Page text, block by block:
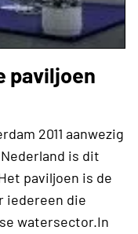
paviljoen
2011 aanwezig
is dit
paviljoen is de
iedereen die
watersector.In